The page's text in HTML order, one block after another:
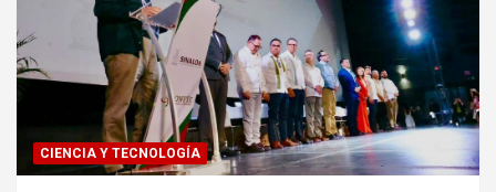
CIENCIA Y TECNOLOGÍA